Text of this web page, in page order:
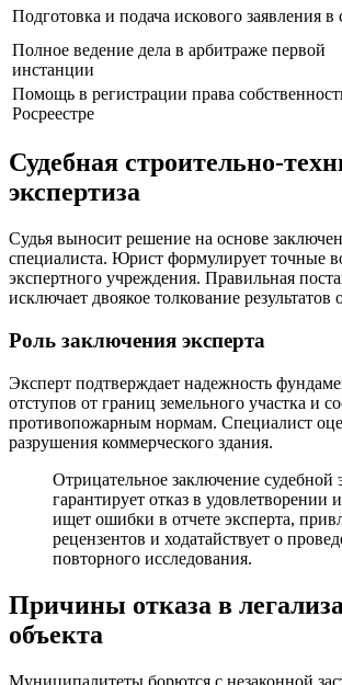
Подготовка и подача искового заявления в
Полное ведение дела в арбитраже первой
инстанции
Помощь в регистрации права
Росреестре
Судебная строительно-
экспертиза
Судья выносит решение на основе
специалиста. Юрист формулирует точные
экспертного учреждения. Правильная
исключает двоякое толкование результатов
Роль заключения эксперта
Эксперт подтверждает надежность
отступов от границ земельного участка и
противопожарным нормам. Специалист
разрушения коммерческого здания.
Отрицательное заключение судебной
гарантирует отказ в удовлетворении
ищет ошибки в отчете эксперта,
рецензентов и ходатайствует о
повторного исследования.
Причины отказа в
объекта
Муниципалитеты борются с незаконной